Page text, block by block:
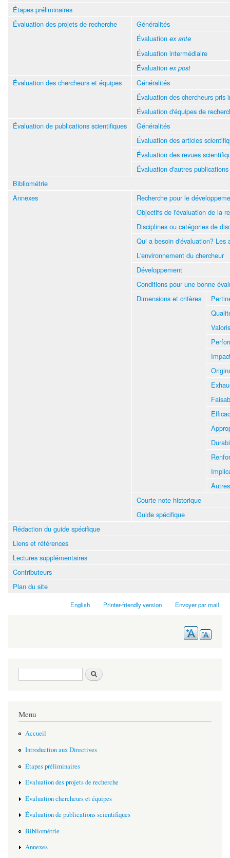
Étapes préliminaires
Évaluation des projets de recherche
Généralités
Évaluation ex ante
Évaluation intermédiaire
Évaluation ex post
Évaluation des chercheurs et équipes
Généralités
Évaluation des chercheurs pris
Évaluation d'équipes de
Évaluation de publications scientifiques
Généralités
Évaluation des articles
Évaluation des revues
Évaluation d'autres publications
Bibliométrie
Annexes
Recherche pour le
Objectifs de l'évaluation de la
Disciplines ou catégories de
Qui a besoin d'évaluation? Les
L'environnement du chercheur
Développement
Conditions pour une bonne
Dimensions et critères
Courte note historique
Guide spécifique
Rédaction du guide spécifique
Liens et références
Lectures supplémentaires
Contributeurs
Plan du site
English Printer-friendly version Envoyer par mail
Search form
Menu
Accueil
Introduction aux Directives
Étapes préliminaires
Evaluation des projets de recherche
Evaluation chercheurs et équipes
Évaluation de publications scientifiques
Bibliométrie
Annexes